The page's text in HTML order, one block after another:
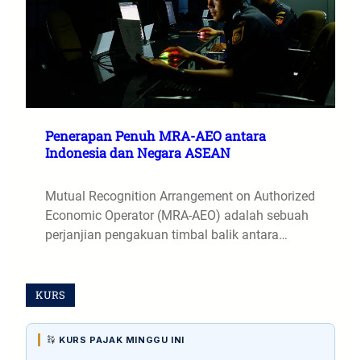
Penerapan Penuh MRA-AEO antara
Indonesia dan Negara ASEAN
Mutual Recognition Arrangement on Authorized
Economic Operator (MRA-AEO) adalah sebuah
perjanjian pengakuan timbal balik antara…
KURS
KURS PAJAK MINGGU INI